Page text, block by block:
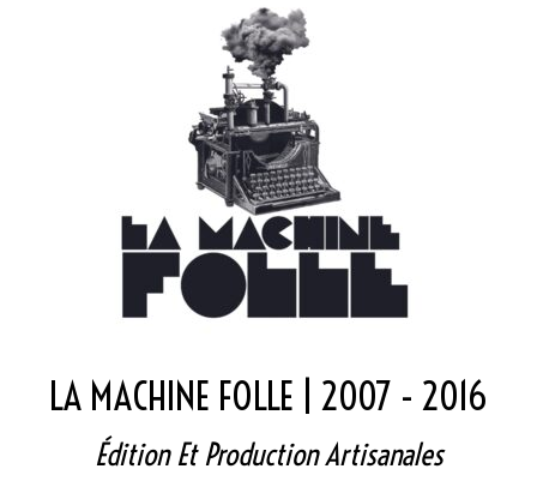
LA MACHINE FOLLE | 2007 - 2016
Édition Et Production Artisanales